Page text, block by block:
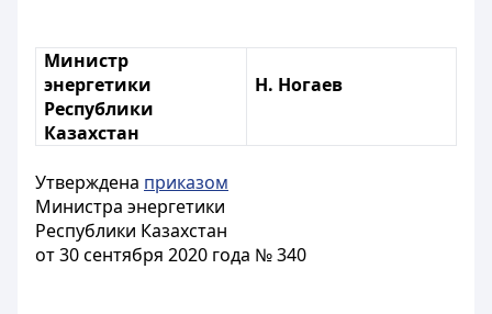
Министр
энергетики
Республики
Казахстан
Н. Ногаев
Утверждена приказом
Министра энергетики
Республики Казахстан
от 30 сентября 2020 года № 340